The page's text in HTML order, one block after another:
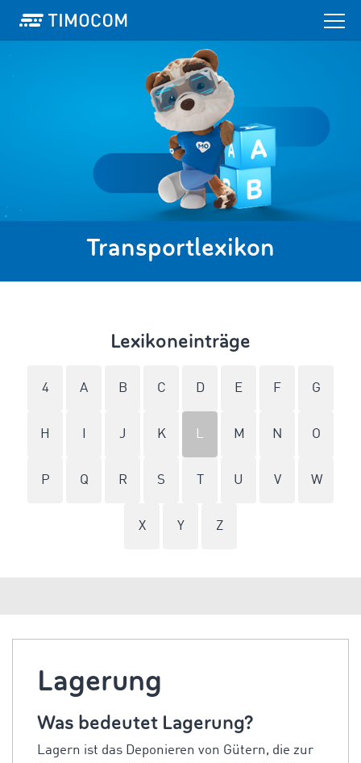
Transportlexikon
Lexikoneinträge
4 A B C D E F G
H J K L M N O
P Q R S U V W
X Y Z
Lagerung
Was bedeutet Lagerung?
Lagern ist das Deponieren von Gütern, die zur